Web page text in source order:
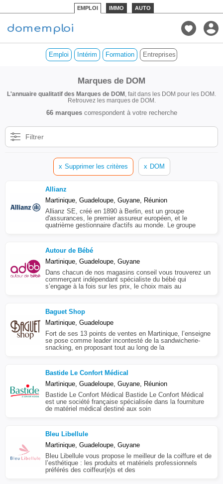
EMPLOI IMMO AUTO
Emploi Intérim Formation Entreprises de DOM
Marques de DOM
L'annuaire qualitatif des Marques de DOM , fait dans les DOM pour les DOM.
Retrouvez les marques de DOM.
66 marques correspondent à votre recherche
Filtrer
x Supprimer les critères x DOM
Allianz
Martinique, Guadeloupe, Guyane, Réunion
Allianz SE, créé en 1890 à Berlin, est un groupe
d'assurances, le premier assureur européen, et le
quatrième gestionnaire d'actifs au monde. Le groupe
Autour de Bébé
Martinique, Guadeloupe, Guyane
Dans chacun de nos magasins conseil vous trouverez un
commerçant indépendant spécialiste du bébé qui
s’engage à la fois sur les prix, le choix mais au
Baguet Shop
Martinique, Guadeloupe
Fort de ses 13 points de ventes en Martinique, l’enseigne
se pose comme leader incontesté de la sandwicherie-
snacking, en proposant tout au long de la
Bastide Le Confort Médical
Martinique, Guadeloupe, Guyane, Réunion
Bastide Le Confort Médical Bastide Le Confort Médical
est une société française spécialisée dans la fourniture
de matériel médical destiné aux soin
Bleu Libellule
Martinique, Guadeloupe, Guyane
Bleu Libellule vous propose le meilleur de la coiffure et de
l’esthétique : les produits et matériels professionnels
préférés des coiffeur(e)s et des